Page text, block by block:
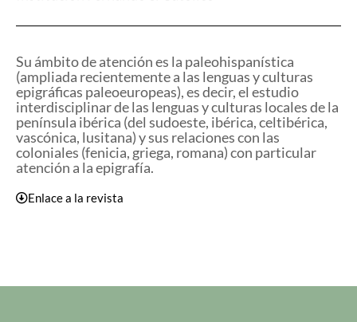
Su ámbito de atención es la paleohispanística
(ampliada recientemente a las lenguas y culturas
epigráficas paleoeuropeas), es decir, el estudio
interdisciplinar de las lenguas y culturas locales de la
península ibérica (del sudoeste, ibérica, celtibérica,
vascónica, lusitana) y sus relaciones con las
coloniales (fenicia, griega, romana) con particular
atención a la epigrafía.
Enlace a la revista